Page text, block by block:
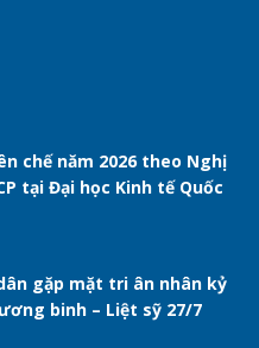
chế năm 2026 theo Nghị
tại Đại học Kinh tế Quốc
gặp mặt tri ân nhân kỷ
binh – Liệt sỹ 27/7